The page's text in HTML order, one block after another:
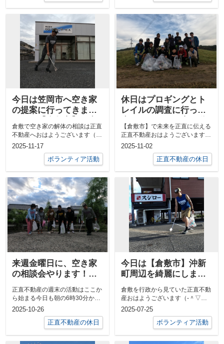
今日は笠岡市へ空き家
の提案に行ってきま
き家の解体の相談も正
直不動産へー
倉敷で空き家の解体の相談は正直
不動産へおはようございます（‐
＾▽＾‐）今日は倉敷市沖新町周
辺をプロギ...
2025-11-17
ボランティア活動
休日はプロギングとト
レイルの調査に行って
産の休日の使い方ー
【倉敷市】で未来を正直に伝える
正直不動産おはようございます
（‐＾▽＾‐）今日は白石島にトレ
イルの調査...
2025-11-02
正直不動産の休日
来週金曜日に、空き家
の相談会やります！ー
動はこれからー
正直不動産の週末の活動はここか
ら始まる今日も朝の6時30分から
美観地区プロギングをやっちゃり
2025-10-26
正直不動産の休日
今日は【倉敷市】沖新
町周辺を綺麗にしまし
の視点を持つ正直不動
産ー
倉敷を行政から見ていた正直不動
産おはようございます（‐＾▽
＾‐）今日は岡山市での講演会と
相談会の前に...
2025-07-25
ボランティア活動